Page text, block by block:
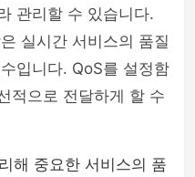
관리할 수 있습니다.
실시간 서비스의 품질
입니다. QoS를 설정함
적으로 전달하게 할 수
해 중요한 서비스의 품